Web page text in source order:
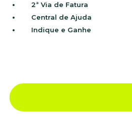
2ª Via de Fatura
Central de Ajuda
Indique e Ganhe